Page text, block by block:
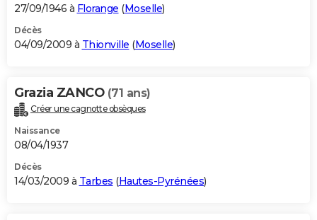
27/09/1946 à Florange (Moselle)
Décès
04/09/2009 à Thionville (Moselle)
Grazia ZANCO (71 ans)
Créer une cagnotte obsèques
Naissance
08/04/1937
Décès
14/03/2009 à Tarbes (Hautes-Pyrénées)